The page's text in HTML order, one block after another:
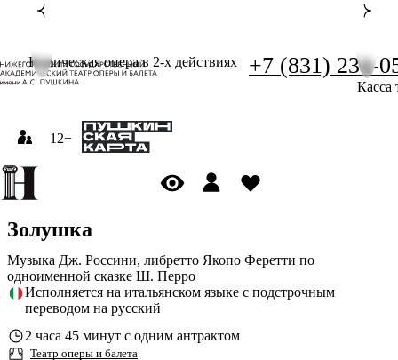
+7 (831) 234-
Касса
Комическая опера в 2-х действиях
12+
Золушка
Музыка Дж. Россини, либретто Якопо Феретти по
одноименной сказке Ш. Перро
Исполняется на итальянском языке с подстрочным
переводом на русский
2 часа 45 минут с одним антрактом
Театр оперы и балета